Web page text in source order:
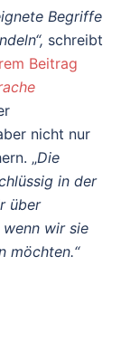
Begriffe
schreibt
Beitrag
nicht nur
„Die
in der
über
wir sie
möchten.“